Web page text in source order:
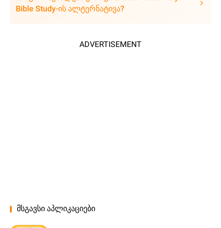
Bible Study-ის ალტერნატივა?
ADVERTISEMENT
მსგავსი აპლიკაციები